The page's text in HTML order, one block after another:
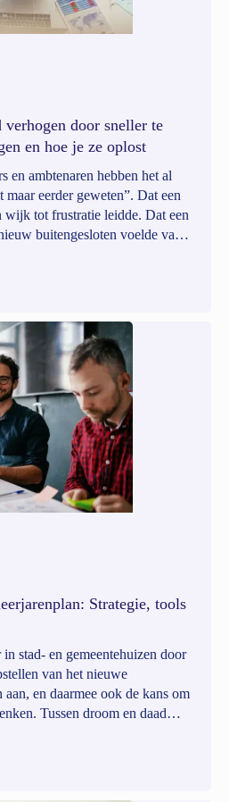
door sneller te
en hoe je ze oplost
en ambtenaren hebben het al
maar eerder geweten”. Dat een
wijk tot frustratie leidde. Dat een
buitengesloten voelde van
de klacht werd ingediend.
Strategie, tools
stad- en gemeentehuizen door
van het nieuwe
en daarmee ook de kans om
Tussen droom en daad
Hoe zorg je ervoor dat je